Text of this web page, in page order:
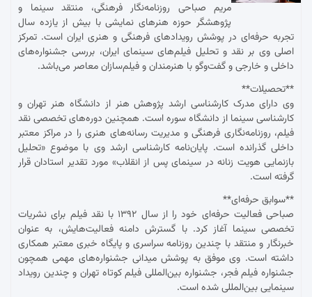
مریم صباحی روزنامه‌نگار فرهنگی، منتقد سینما و
پژوهشگر حوزه هنرهای نمایشی با بیش از یازده سال
تجربه حرفه‌ای در پوشش رویدادهای فرهنگی و هنری ایران است. تمرکز
اصلی وی بر نقد و تحلیل فیلم‌های سینمای ایران، بررسی جشنواره‌های
داخلی و خارجی و گفت‌وگو با هنرمندان و فیلم‌سازان معاصر می‌باشد.
**تحصیلات**
وی دارای مدرک کارشناسی ارشد پژوهش هنر از دانشگاه هنر تهران و
کارشناسی سینما از دانشگاه سوره است. همچنین دوره‌های تخصصی نقد
فیلم، روزنامه‌نگاری فرهنگی و مدیریت رسانه‌های هنری را در مراکز معتبر
داخلی گذرانده است. پایان‌نامه کارشناسی ارشد وی با موضوع «تحلیل
بازنمایی هویت زنانه در سینمای پس از انقلاب» مورد تقدیر استادان قرار
گرفته است.
**سوابق حرفه‌ای**
صباحی فعالیت حرفه‌ای خود را از سال ۱۳۹۲ با نقد فیلم برای نشریات
تخصصی سینما آغاز کرد. با گسترش دامنه فعالیت‌هایش، به عنوان
خبرنگار و منتقد با چندین روزنامه سراسری و پایگاه خبری معتبر همکاری
داشته است. وی موفق به پوشش میدانی جشنواره‌های مهمی همچون
جشنواره فیلم فجر، جشنواره بین‌المللی فیلم کوتاه تهران و چندین رویداد
سینمایی بین‌المللی شده است.